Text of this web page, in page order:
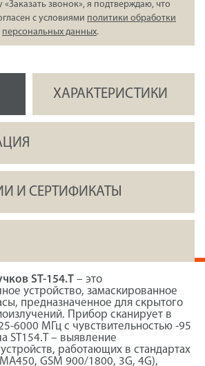
звонок», я подтверждаю, что
с условиями политики обработки
персональных данных.
ХАРАКТЕРИСТИКИ
И СЕРТИФИКАТЫ
ST-154.T – это
устройство, замаскированное
предназначенное для скрытого
Прибор сканирует в
6000 МГц с чувствительностью -95
ST154.T – выявление
работающих в стандартах
GSM 900/1800, 3G, 4G),